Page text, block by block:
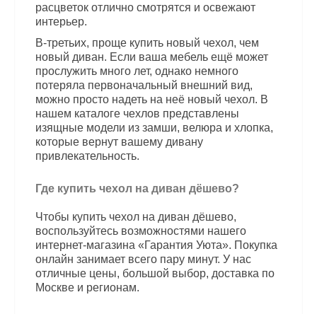
расцветок отлично смотрятся и освежают
интерьер.
В-третьих, проще купить новый чехол, чем
новый диван. Если ваша мебель ещё может
прослужить много лет, однако немного
потеряла первоначальный внешний вид,
можно просто надеть на неё новый чехол. В
нашем каталоге чехлов представлены
изящные модели из замши, велюра и хлопка,
которые вернут вашему дивану
привлекательность.
Где купить чехол на диван дёшево?
Чтобы купить чехол на диван дёшево,
воспользуйтесь возможностями нашего
интернет-магазина «Гарантия Уюта». Покупка
онлайн занимает всего пару минут. У нас
отличные цены, большой выбор, доставка по
Москве и регионам.